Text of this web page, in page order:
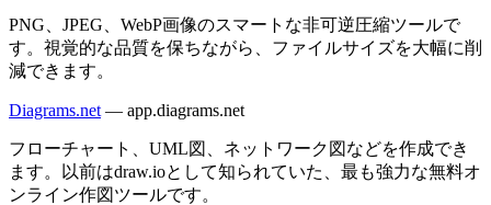
PNG、JPEG、WebP画像のスマートな非可逆圧縮ツールで
す。視覚的な品質を保ちながら、ファイルサイズを大幅に削
減できます。
Diagrams.net — app.diagrams.net
フローチャート、UML図、ネットワーク図などを作成でき
ます。以前はdraw.ioとして知られていた、最も強力な無料オ
ンライン作図ツールです。